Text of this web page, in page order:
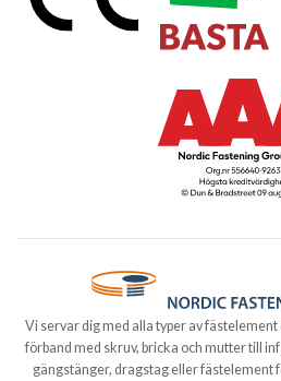
Vi servar dig med alla typer av
förband med skruv, bricka och mutter till
gängstänger, dragstag eller fästelement